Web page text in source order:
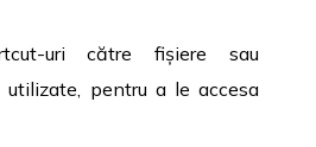
uri către fișiere sau
utilizate, pentru a le accesa